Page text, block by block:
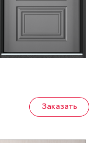
Заказать